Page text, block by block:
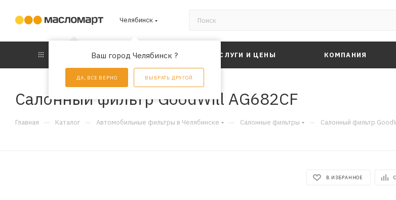
Челябинск
Ваш город Челябинск ?
ДА, ВСЕ ВЕРНО ВЫБРАТЬ ДРУГОЙ
АКЦИИ УСЛУГИ И ЦЕНЫ КОМПАНИЯ
Салонный фильтр GoodWill AG682CF
Главная — Каталог — Автомобильные фильтры в Челябинске — Салонные фильтры — Салонный фильтр
В ИЗБРАННОЕ